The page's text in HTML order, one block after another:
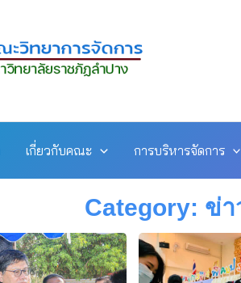
เกี่ยวกับคณะ การบริหารจัดการ
Category: ข่